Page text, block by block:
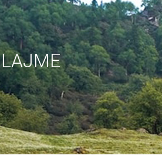
LAJME